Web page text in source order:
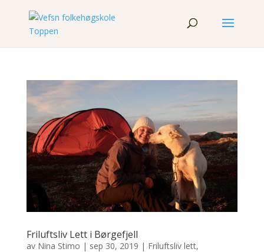
Friluftsliv Lett i Børgefjell
av Nina Stimo | sep 30, 2019 | Friluftsliv lett,